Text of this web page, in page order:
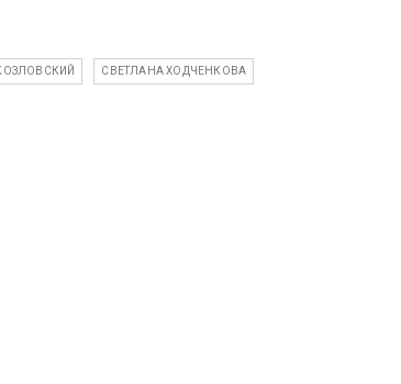
СВЕТЛАНА ХОДЧЕНКОВА